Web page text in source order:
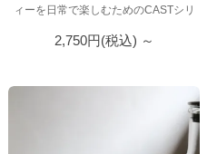
ィーを日常で楽しむためのCASTシリ
2,750円(税込) ～